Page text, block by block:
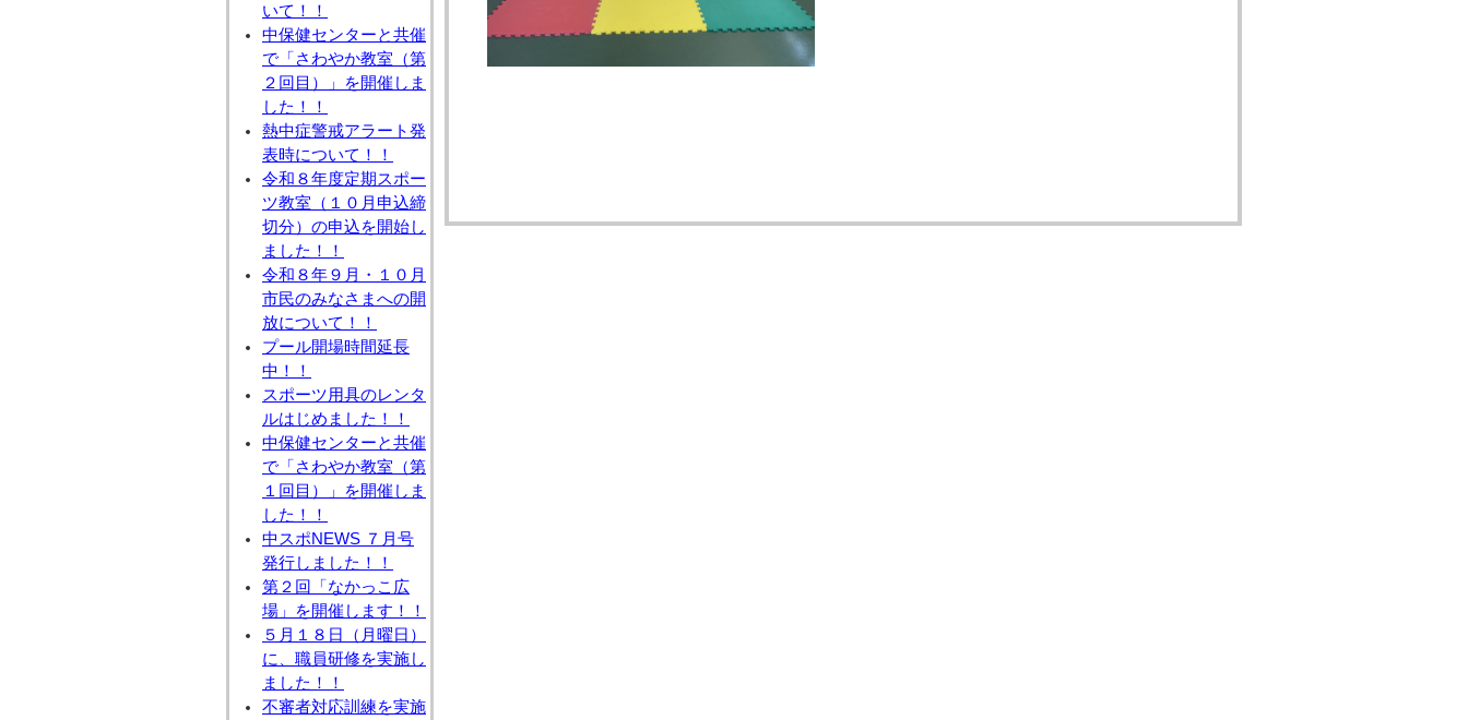
いて！！
中保健センターと共催
で「さわやか教室（第
２回目）」を開催しま
した！！
熱中症警戒アラート発
表時について！！
令和８年度定期スポー
ツ教室（１０月申込締
切分）の申込を開始し
ました！！
令和８年９月・１０月
市民のみなさまへの開
放について！！
プール開場時間延長
中！！
スポーツ用具のレンタ
ルはじめました！！
中保健センターと共催
で「さわやか教室（第
１回目）」を開催しま
した！！
中スポNEWS ７月号
発行しました！！
第２回「なかっこ広
場」を開催します！！
５月１８日（月曜日）
に、職員研修を実施し
ました！！
不審者対応訓練を実施